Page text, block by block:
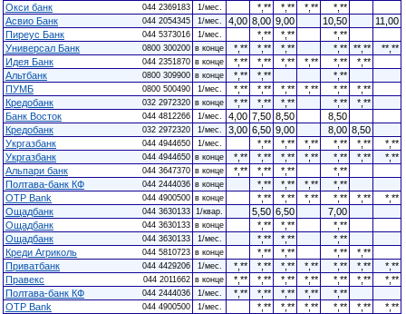
Окси банк
044 2369183 1/мес. *,** *,** *,**
*,**
Асвио Банк
044 2054345 1/мес. 4,00 8,00 9,00 10,50
11,00
Пиреус Банк
044 5373016 1/мес. *,** *,**
*,**
Универсал Банк
0800 300200 в конце *,** *,** *,** *,** **,**
**,**
Идея Банк
044 2351870 в конце *,** *,** *,** *,** *,**
*,**
Альтбанк
0800 309900 в конце *,** *,**
*,**
ПУМБ
0800 500490 1/мес. *,** *,** *,** *,** *,**
*,**
Кредобанк
032 2972320 в конце *,** *,** *,** *,**
*,**
Банк Восток
044 4812266 1/мес. 4,00 7,50 8,50
8,50
Кредобанк
032 2972320 1/мес. 3,00 6,50 9,00 8,00 8,50
Укргазбанк
044 4944650 1/мес. *,** *,** *,** *,** *,**
*,**
Укргазбанк
044 4944650 в конце *,** *,** *,** *,** *,** *,**
*,**
Альпари банк
044 3647370 в конце *,** *,** *,**
*,**
Полтава-банк КФ
044 2444036 в конце *,** *,** *,**
*,**
OTP Bank
044 4900500 в конце *,** *,** *,** *,** *,**
*,**
Ощадбанк
044 3630133 1/квар. 5,50 6,50
7,00
Ощадбанк
044 3630133 в конце *,** *,**
*,**
Ощадбанк
044 3630133 1/мес. *,** *,**
*,**
Креди Агриколь
044 5810723 в конце *,** *,** *,**
*,**
Приватбанк
044 4429206 1/мес. *,** *,** *,** *,** *,** *,**
*,**
Правекс
044 2011662 в конце *,** *,** *,** *,** *,** *,**
*,**
Полтава-банк КФ
044 2444036 1/мес. *,** *,** *,** *,**
*,**
OTP Bank
044 4900500 1/мес. *,** *,** *,** *,** *,**
*,**